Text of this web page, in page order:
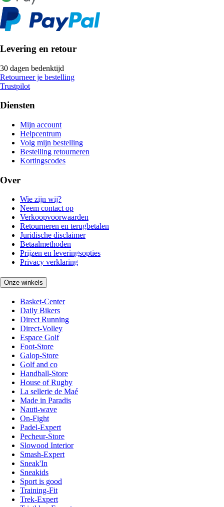
Levering en retour
30 dagen bedenktijd
Retourneer je bestelling
Trustpilot
Diensten
Mijn account
Helpcentrum
Volg mijn bestelling
Bestelling retourneren
Kortingscodes
Over
Wie zijn wij?
Neem contact op
Verkoopvoorwaarden
Retourneren en terugbetalen
Juridische disclaimer
Betaalmethoden
Prijzen en leveringsopties
Privacy verklaring
Onze winkels
Basket-Center
Daily Bikers
Direct Running
Direct-Volley
Espace Golf
Foot-Store
Galop-Store
Golf and co
Handball-Store
House of Rugby
La sellerie de Maé
Made in Paradis
Nauti-wave
On-Fight
Padel-Expert
Pecheur-Store
Slowood Interior
Smash-Expert
Sneak'In
Sneakids
Sport is good
Training-Fit
Trek-Expert